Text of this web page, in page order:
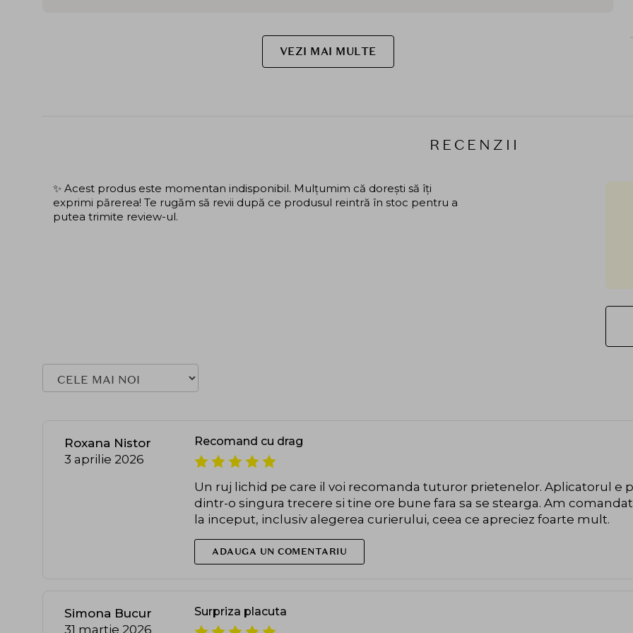
VEZI MAI MULTE
RECENZII
✨ Acest produs este momentan indisponibil. Mulțumim că dorești să îți
exprimi părerea! Te rugăm să revii după ce produsul reintră în stoc pentru a
putea trimite review-ul.
Roxana Nistor
3 aprilie 2026
Recomand cu drag
Un ruj lichid pe care il voi recomanda tuturor prietenelor. Aplicatorul e
dintr-o singura trecere si tine ore bune fara sa se stearga. Am
la inceput, inclusiv alegerea curierului, ceea ce apreciez foarte mult.
ADAUGA UN COMENTARIU
Simona Bucur
31 martie 2026
Surpriza placuta